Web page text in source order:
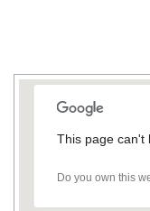
This page can't
Do you own this